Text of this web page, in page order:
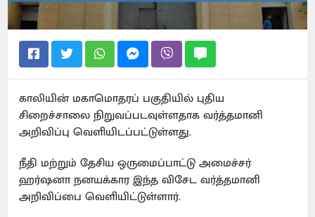
காலியின் மகாமொதரப் பகுதியில் புதிய
சிறைச்சாலை நிறுவப்படவுள்ளதாக வர்த்தமானி
அறிவிப்பு வெளியிடப்பட்டுள்ளது.
நீதி மற்றும் தேசிய ஒருமைப்பாட்டு அமைச்சர்
ஹர்ஷனா நனயக்கார இந்த விசேட வர்த்தமானி
அறிவிப்பை வெளியிட்டுள்ளார்.